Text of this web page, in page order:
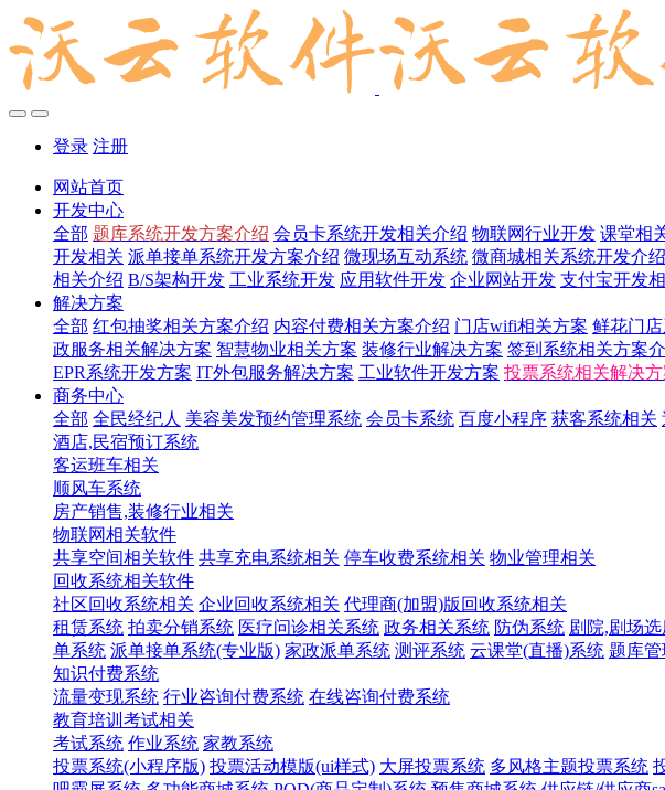
登录 注册
网站首页
开发中心
全部 题库系统开发方案介绍 会员卡系统开发相关介绍 物联网行业开发 课堂相
开发相关 派单接单系统开发方案介绍 微现场互动系统 微商城相关系统开发介绍
相关介绍 B/S架构开发 工业系统开发 应用软件开发 企业网站开发 支付宝开发
解决方案
全部 红包抽奖相关方案介绍 内容付费相关方案介绍 门店wifi相关方案 鲜花门
政服务相关解决方案 智慧物业相关方案 装修行业解决方案 签到系统相关方案
EPR系统开发方案 IT外包服务解决方案 工业软件开发方案 投票系统相关解决方
商务中心
全部 全民经纪人 美容美发预约管理系统 会员卡系统 百度小程序 获客系统相关
酒店,民宿预订系统
客运班车相关
顺风车系统
房产销售,装修行业相关
物联网相关软件
共享空间相关软件 共享充电系统相关 停车收费系统相关 物业管理相关
回收系统相关软件
社区回收系统相关 企业回收系统相关 代理商(加盟)版回收系统相关
租赁系统 拍卖分销系统 医疗问诊相关系统 政务相关系统 防伪系统 剧院,剧场
单系统 派单接单系统(专业版) 家政派单系统 测评系统 云课堂(直播)系统 题库
知识付费系统
流量变现系统 行业咨询付费系统 在线咨询付费系统
教育培训考试相关
考试系统 作业系统 家教系统
投票系统(小程序版) 投票活动模版(ui样式) 大屏投票系统 多风格主题投票系统